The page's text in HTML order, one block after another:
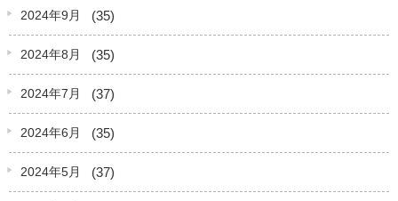
2024年9月 (35)
2024年8月 (35)
2024年7月 (37)
2024年6月 (35)
2024年5月 (37)